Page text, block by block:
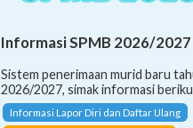
Informasi SPMB 2026/2027
Sistem penerimaan murid baru
2026/2027, simak informasi
Informasi Lapor Diri dan Daftar Ulang